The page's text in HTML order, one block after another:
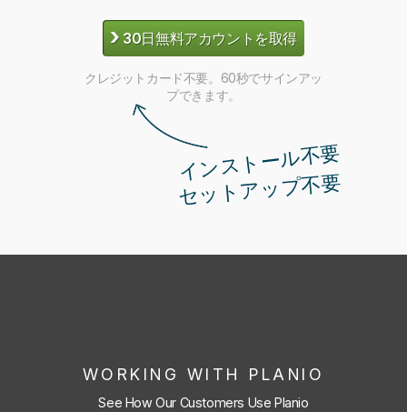
›30日無料アカウントを取得
クレジットカード不要。60秒でサインアッ
プできます。
インストール不要
セットアップ不要
WORKING WITH PLANIO
See How Our Customers Use Planio